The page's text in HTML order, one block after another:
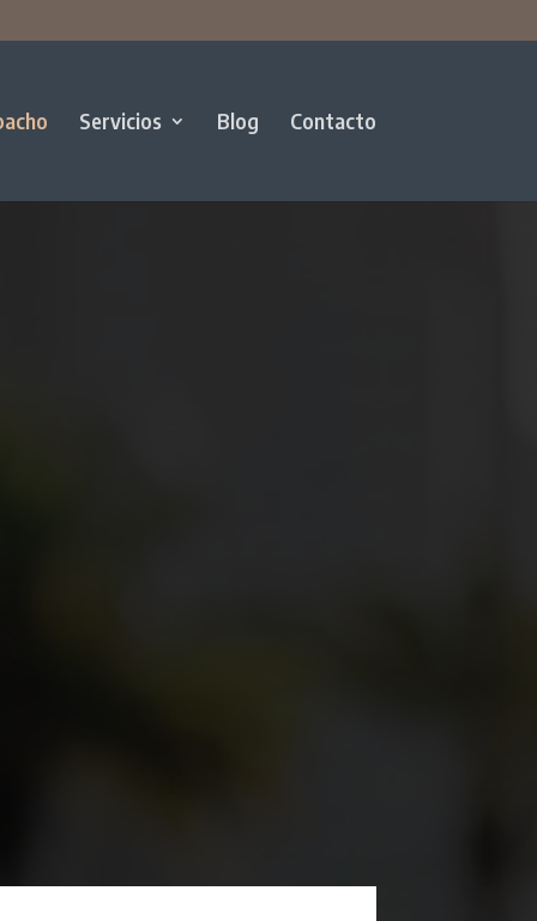
Servicios Blog Contacto